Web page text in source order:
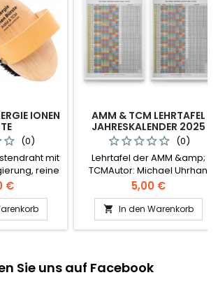
IONEN
(0)
mit
reine
Allergien
/ Zinn
€
AMM & TCM LEHRTAFEL
JAHRESKALENDER 2025
UND 2026 (0)
Lehrtafel der AMM &amp;
TCMAutor: Michael Uhrhan
Preis
5,00 €
 In den Warenkorb
Sie uns auf Facebook